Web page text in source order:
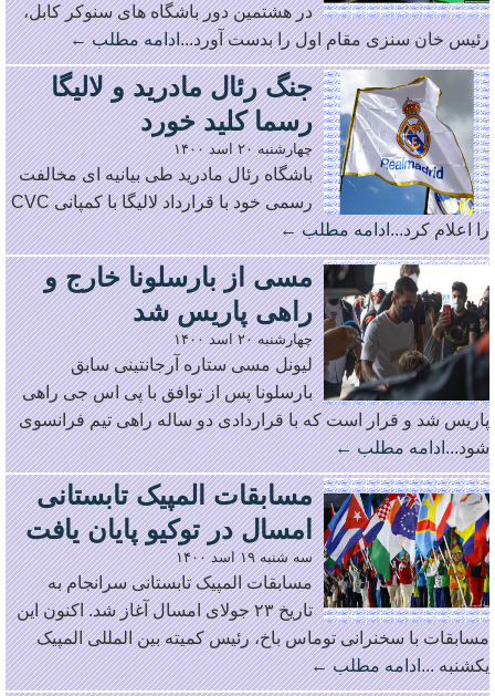
در هشتمین دور باشگاه های سنوکر کابل،
رئیس خان سنزی مقام اول را بدست آورد...ادامه مطلب ←
جنگ رئال مادرید و لالیگا
رسما کلید خورد
چهارشنبه ۲۰ اسد ۱۴۰۰
باشگاه رئال مادرید طی بیانیه ای مخالفت
رسمی خود با قرارداد لالیگا با کمپانی CVC
را اعلام کرد...ادامه مطلب ←
مسی از بارسلونا خارج و
راهی پاریس شد
چهارشنبه ۲۰ اسد ۱۴۰۰
لیونل مسی ستاره آرجانتینی سابق
بارسلونا پس از توافق با پی اس جی راهی
پاریس شد و قرار است که با قراردادی دو ساله راهی تیم فرانسوی
شود...ادامه مطلب ←
مسابقات المپیک تابستانی
امسال در توکیو پایان یافت
سه شنبه ۱۹ اسد ۱۴۰۰
مسابقات المپیک تابستانی سرانجام به
تاریخ ۲۳ جولای امسال آغاز شد. اکنون این
مسابقات با سخنرانی توماس باخ، رئیس کمیته بین المللی المپیک
یکشنبه ...ادامه مطلب ←